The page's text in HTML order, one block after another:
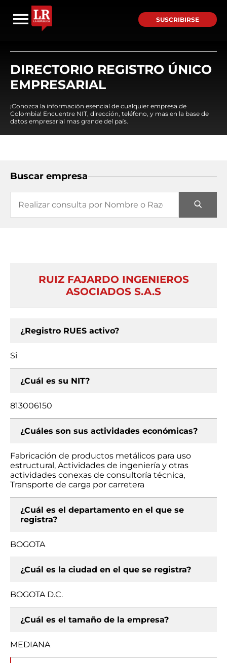
SUSCRIBIRSE
DIRECTORIO REGISTRO ÚNICO
EMPRESARIAL
¡Conozca la información esencial de cualquier empresa de
Colombia! Encuentre NIT, dirección, teléfono, y mas en la base de
datos empresarial mas grande del país.
Buscar empresa
RUIZ FAJARDO INGENIEROS
ASOCIADOS S.A.S
¿Registro RUES activo?
Si
¿Cuál es su NIT?
813006150
¿Cuáles son sus actividades económicas?
Fabricación de productos metálicos para uso
estructural, Actividades de ingeniería y otras
actividades conexas de consultoría técnica,
Transporte de carga por carretera
¿Cuál es el departamento en el que se
registra?
BOGOTA
¿Cuál es la ciudad en el que se registra?
BOGOTA D.C.
¿Cuál es el tamaño de la empresa?
MEDIANA